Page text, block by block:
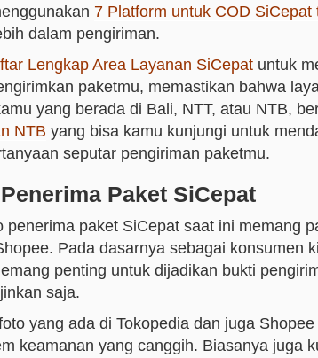
7 Platform untuk COD
dalam pengiriman.
Lengkap Area Layanan SiCepat untuk
paketmu, memastikan bahwa
yang berada di Bali, NTT, atau NTB,
NTB yang bisa kamu kunjungi untuk
seputar pengiriman paketmu.
Paket SiCepat
penerima paket SiCepat saat ini memang
Pada dasarnya sebagai konsumen
penting untuk dijadikan bukti
saja.
yang ada di Tokopedia dan juga
keamanan yang canggih. Biasanya juga